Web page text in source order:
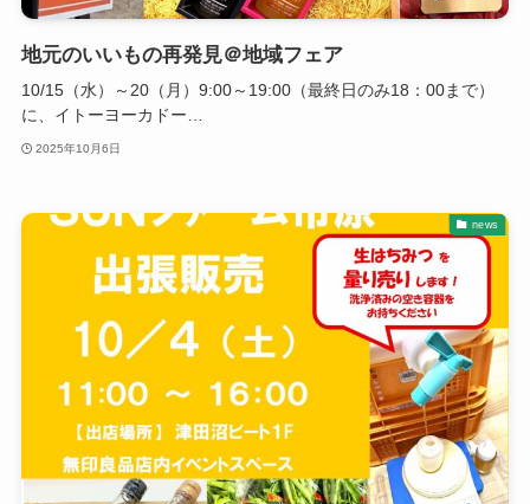
地元のいいもの再発見＠地域フェア
10/15（水）～20（月）9:00～19:00（最終日のみ18：00まで）
に、イトーヨーカドー…
2025年10月6日
news